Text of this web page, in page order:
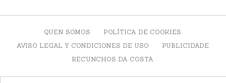
QUEN SOMOS
POLÍTICA DE COOKIES
AVISO LEGAL Y CONDICIONES DE USO
PUBLICIDADE
RECUNCHOS DA COSTA